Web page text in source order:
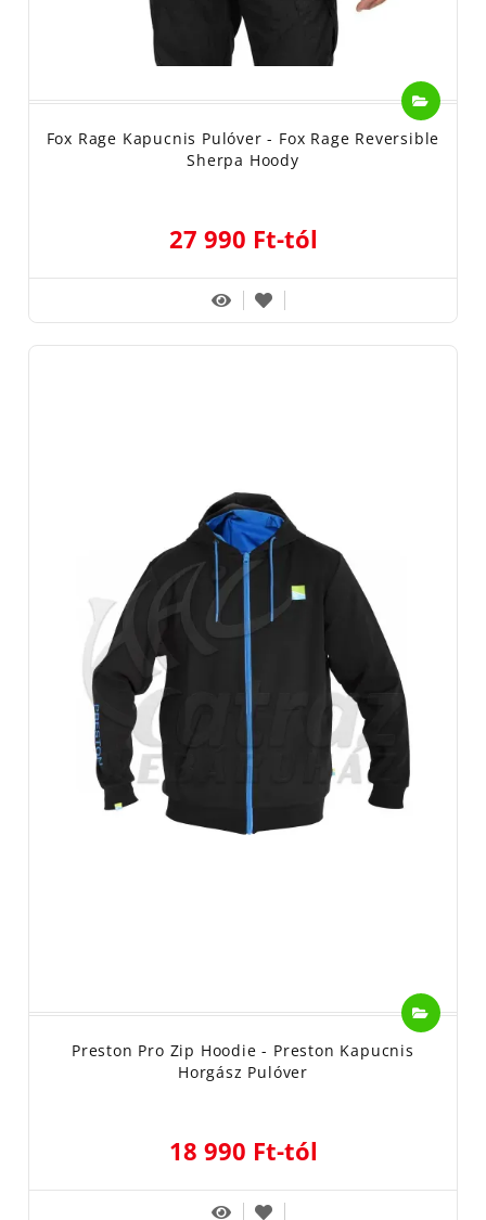
Fox Rage Kapucnis Pulóver - Fox Rage Reversible
Sherpa Hoody
27 990 Ft-tól
Preston Pro Zip Hoodie - Preston Kapucnis
Horgász Pulóver
18 990 Ft-tól